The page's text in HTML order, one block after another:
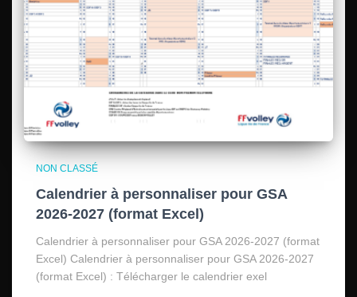
NON CLASSÉ
Calendrier à personnaliser pour GSA
2026-2027 (format Excel)
Calendrier à personnaliser pour GSA 2026-2027 (format
Excel) Calendrier à personnaliser pour GSA 2026-2027
(format Excel) : Télécharger le calendrier exel